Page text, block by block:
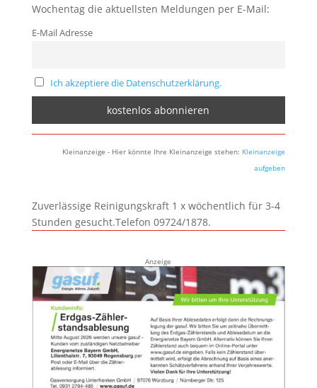
Wochentag die aktuellsten Meldungen per E-Mail:
E-Mail Adresse
Ich akzeptiere die Datenschutzerklärung.
Kleinanzeige - Hier könnte Ihre Kleinanzeige stehen: Kleinanzeige
aufgeben
Zuverlässige Reinigungskraft 1 x wöchentlich für 3-4
Stunden gesucht.Telefon 09724/1878.
Anzeige